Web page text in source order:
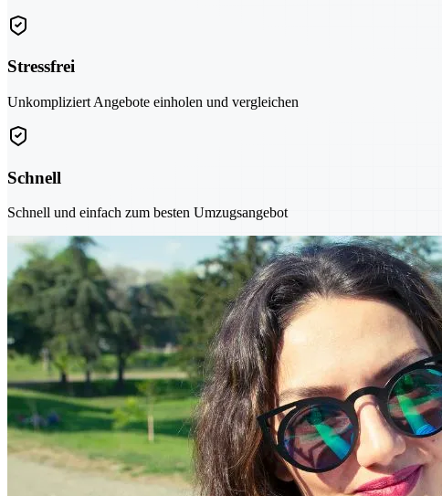
Stressfrei
Unkompliziert Angebote einholen und vergleichen
Schnell
Schnell und einfach zum besten Umzugsangebot